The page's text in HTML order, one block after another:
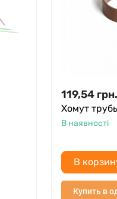
119,54 грн.
Хомут
В наявності
В
Купить в